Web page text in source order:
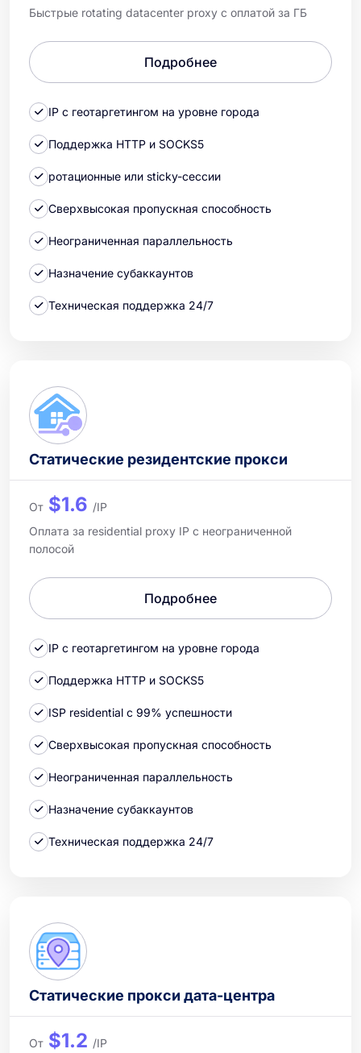
Быстрые rotating datacenter proxy с оплатой за ГБ
Подробнее
IP с геотаргетингом на уровне города
Поддержка HTTP и SOCKS5
ротационные или sticky-сессии
Сверхвысокая пропускная способность
Неограниченная параллельность
Назначение субаккаунтов
Техническая поддержка 24/7
Статические резидентские прокси
От $1.6 /IP
Оплата за residential proxy IP с неограниченной
полосой
Подробнее
IP с геотаргетингом на уровне города
Поддержка HTTP и SOCKS5
ISP residential с 99% успешности
Сверхвысокая пропускная способность
Неограниченная параллельность
Назначение субаккаунтов
Техническая поддержка 24/7
Статические прокси дата-центра
От $1.2 /IP